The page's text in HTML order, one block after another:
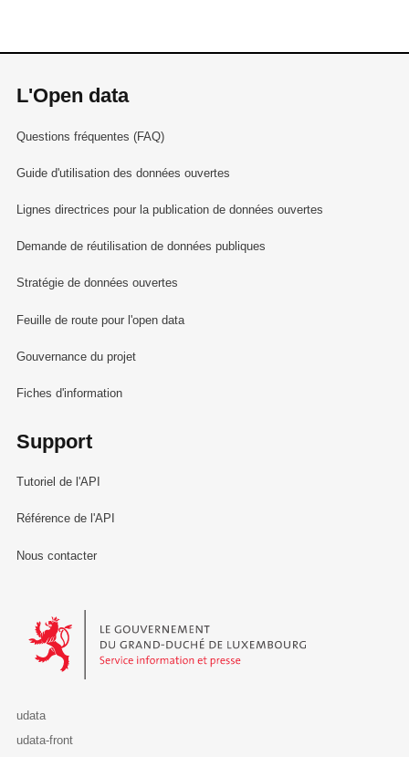
L'Open data
Questions fréquentes (FAQ)
Guide d'utilisation des données ouvertes
Lignes directrices pour la publication de données ouvertes
Demande de réutilisation de données publiques
Stratégie de données ouvertes
Feuille de route pour l'open data
Gouvernance du projet
Fiches d'information
Support
Tutoriel de l'API
Référence de l'API
Nous contacter
Le Gouvernement du Grand-Duché de Luxembourg - Service
udata
udata-front